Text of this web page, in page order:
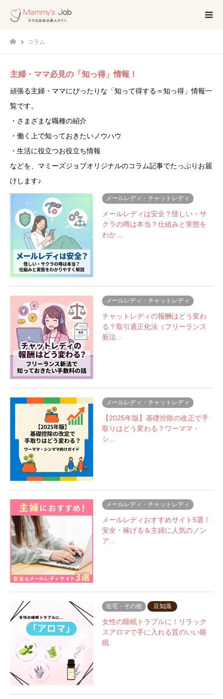
コラム
主婦・ママ必見の「知っ得」情報！
頑張る主婦・ママにぴったりな「知って得する＝知っ得」情報一
覧です。
・さまざまな職種の紹介
・働く上で知っておきたいノウハウ
・生活に役立つお役立ち情報
などを、マミーズジョブオリジナルのコラム記事でたっぷりお届
けします♪
メールレディ・チャットレディ
メールレディは安全？怪しい・サ
クラの噂は本当？仕組みと実態を
わか…
メールレディ・チャットレディ
チャットレディの報酬はどう変わ
る？取引適正化法（フリーランス
新法…
メールレディ・チャットレディ
【2025年版】基礎控除の改正で手
取りはどう変わる？ワーママ・
シ…
メールレディ・チャットレディ
メールレディおすすめサイト5選！
安全・稼げる＆主婦に人気のノン
ア…
在宅・その他 豆知識
女性の睡眠トラブルに！リラック
スアロマで手に入れる質のいい睡
眠